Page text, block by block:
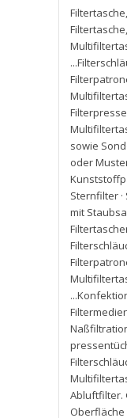
Filtertasche,
Filtertasche,
sowie
oder
Sternfilter
mit
Abluftfilter.
Oberfläche